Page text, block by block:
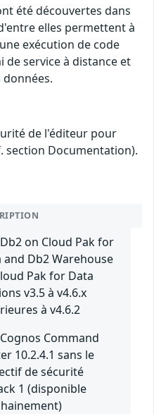
été découvertes dans
elles permettent à
exécution de code
service à distance et
de l'éditeur pour
section Documentation).
on Cloud Pak for
and Db2 Warehouse
Pak for Data
v3.5 à v4.6.x
à v4.6.2
Command
10.2.4.1 sans le
de sécurité
1 (disponible